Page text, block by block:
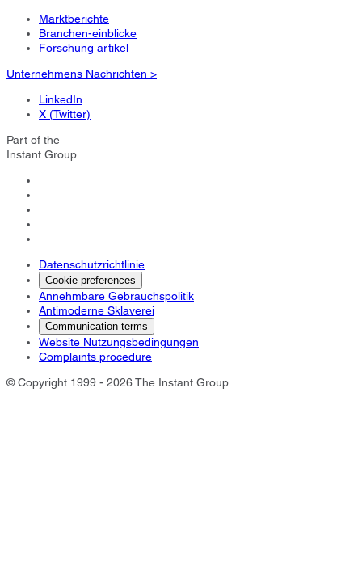
Marktberichte
Branchen-einblicke
Forschung artikel
Unternehmens Nachrichten >
LinkedIn
X (Twitter)
Part of the
Instant Group
Datenschutzrichtlinie
Cookie preferences
Annehmbare Gebrauchspolitik
Antimoderne Sklaverei
Communication terms
Website Nutzungsbedingungen
Complaints procedure
© Copyright 1999 - 2026 The Instant Group